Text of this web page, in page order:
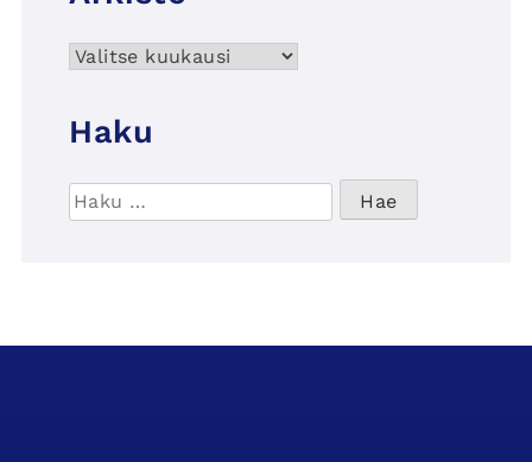
Arkisto
Haku
Haku: